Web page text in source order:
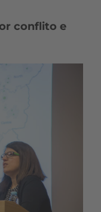
conflito e